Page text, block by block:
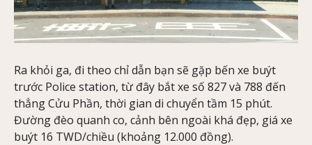
Ra khỏi ga, đi theo chỉ dẫn bạn sẽ gặp bến xe buýt
trước Police station, từ đây bắt xe số 827 và 788 đến
thẳng Cửu Phần, thời gian di chuyển tầm 15 phút.
Đường đèo quanh co, cảnh bên ngoài khá đẹp, giá xe
buýt 16 TWD/chiều (khoảng 12.000 đồng).